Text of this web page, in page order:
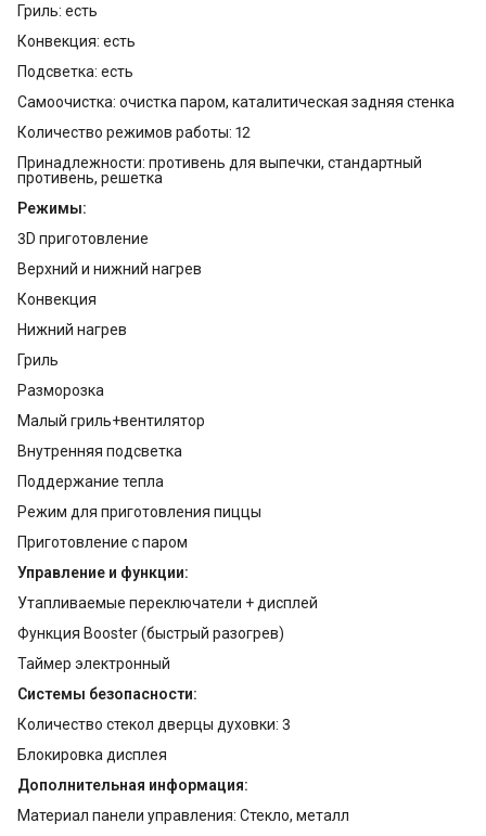
Гриль: есть
Конвекция: есть
Подсветка: есть
Самоочистка: очистка паром, каталитическая задняя стенка
Количество режимов работы: 12
Принадлежности: противень для выпечки, стандартный
противень, решетка
Режимы:
3D приготовление
Верхний и нижний нагрев
Конвекция
Нижний нагрев
Гриль
Разморозка
Малый гриль+вентилятор
Внутренняя подсветка
Поддержание тепла
Режим для приготовления пиццы
Приготовление с паром
Управление и функции:
Утапливаемые переключатели + дисплей
Функция Booster (быстрый разогрев)
Таймер электронный
Системы безопасности:
Количество стекол дверцы духовки: 3
Блокировка дисплея
Дополнительная информация:
Материал панели управления: Стекло, металл